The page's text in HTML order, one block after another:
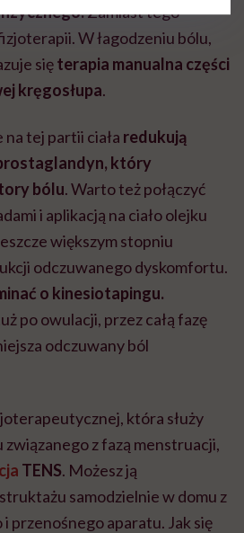
fizycznego.Zamiast tego
W łagodzeniu bólu,
sięterapia manualna części
kręgosłupa.
tej partii ciała redukują
który
bólu. Warto też połączyć
i aplikacją na ciało olejku
większym stopniu
odczuwanego dyskomfortu.
o kinesiotapingu.
po owulacji, przez całą fazę
odczuwany ból
która służy
z fazą menstruacji,
TENS. Możesz ją
samodzielnie w domu z
przenośnego aparatu. Jak się